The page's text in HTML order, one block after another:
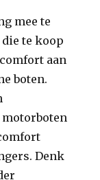
mee te
te koop
aan
boten.
Denk